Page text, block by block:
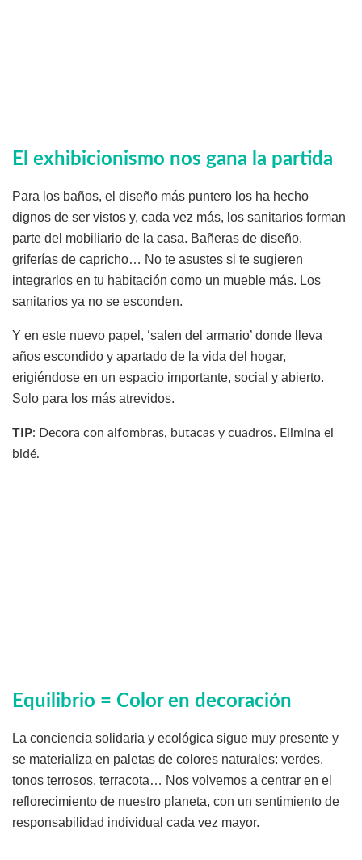
El exhibicionismo nos gana la partida
Para los baños, el diseño más puntero los ha hecho
dignos de ser vistos y, cada vez más, los sanitarios forman
parte del mobiliario de la casa. Bañeras de diseño,
griferías de capricho… No te asustes si te sugieren
integrarlos en tu habitación como un mueble más. Los
sanitarios ya no se esconden.
Y en este nuevo papel, ‘salen del armario’ donde lleva
años escondido y apartado de la vida del hogar,
erigiéndose en un espacio importante, social y abierto.
Solo para los más atrevidos.
TIP: Decora con alfombras, butacas y cuadros. Elimina el
bidé.
Equilibrio = Color en decoración
La conciencia solidaria y ecológica sigue muy presente y
se materializa en paletas de colores naturales: verdes,
tonos terrosos, terracota… Nos volvemos a centrar en el
reflorecimiento de nuestro planeta, con un sentimiento de
responsabilidad individual cada vez mayor.